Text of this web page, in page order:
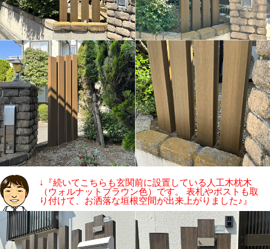
↓『続いてこちらも玄関前に設置している人工木枕木
（ウォルナットブラウン色）です。 表札やポストも取
り付けて、お洒落な垣根空間が出来上がりました♪』